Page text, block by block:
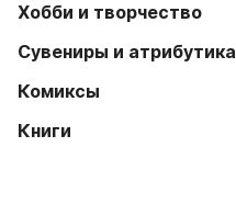
Хобби и творчество
Сувениры и атрибутика
Комиксы
Книги